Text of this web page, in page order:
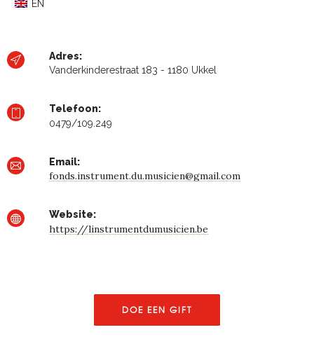
EN
Adres:
Vanderkinderestraat 183 - 1180 Ukkel
Telefoon:
0479/109.249
Email:
fonds.instrument.du.musicien@gmail.com
Website:
https://linstrumentdumusicien.be
DOE EEN GIFT